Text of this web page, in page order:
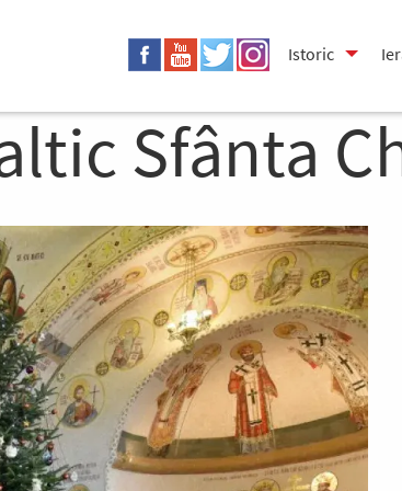
Istoric
Sfânta